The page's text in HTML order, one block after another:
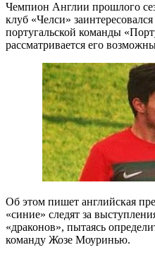
Чемпион Англии прошлого
клуб «Челси»
португальской команды
рассматривается его
Об этом пишет английская
«синие» следят за
«драконов», пытаясь
команду Жозе Моуринью.